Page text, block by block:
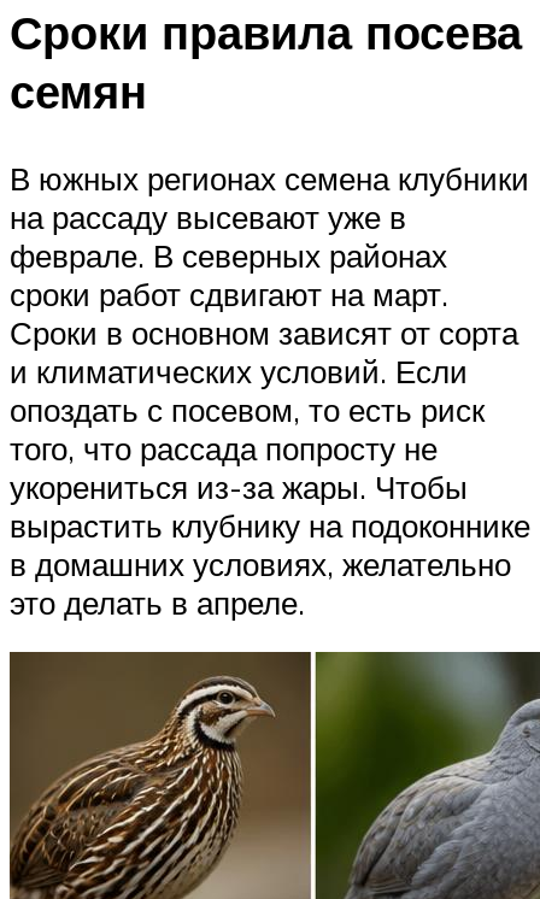
Сроки правила посева
семян
В южных регионах семена клубники
на рассаду высевают уже в
феврале. В северных районах
сроки работ сдвигают на март.
Сроки в основном зависят от сорта
и климатических условий. Если
опоздать с посевом, то есть риск
того, что рассада попросту не
укорениться из-за жары. Чтобы
вырастить клубнику на подоконнике
в домашних условиях, желательно
это делать в апреле.